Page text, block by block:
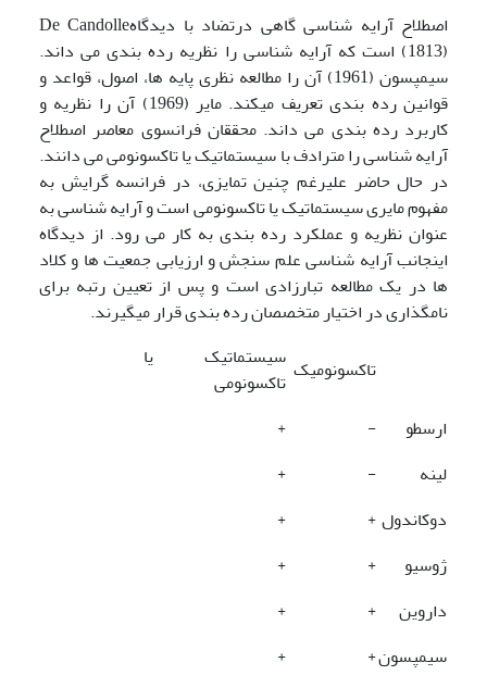
اصطلاح آرایه شناسی گاهی درتضاد با دیدگاهDe Candolle
(1813) است که آرایه شناسی را نظریه رده بندی می داند.
سیمپسون (1961) آن را مطالعه نظری پایه ها، اصول، قواعد و
قوانین رده بندی تعریف میکند. مایر (1969) آن را نظریه و
کاربرد رده بندی می داند. محققان فرانسوی معاصر اصطلاح
آرایه شناسی را مترادف با سیستماتیک یا تاکسونومی می دانند.
در حال حاضر علیرغم چنین تمایزی، در فرانسه گرایش به
مفهوم مایری سیستماتیک یا تاکسونومی است و آرایه شناسی به
عنوان نظریه و عملکرد رده بندی به کار می رود. از دیدگاه
اینجانب آرایه شناسی علم سنجش و ارزیابی جمعیت ها و کلاد
ها در یک مطالعه تبارزادی است و پس از تعیین رتبه برای
نامگذاری در اختیار متخصصان رده بندی قرار می‍گیرند.
تاکسونومیک سیستماتیک یا
تاکسونومی
ارسطو
-
+
لینه
-
+
دوکاندول+
+
ژوسیو
+
+
داروین
+
+
سیمپسون+
+